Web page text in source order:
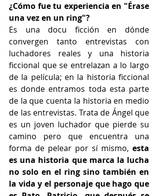
¿Cómo fue tu experiencia en "Érase
una vez en un ring"?
Es una docu ficción en dónde
convergen tanto entrevistas con
luchadores reales y una historia
ficcional que se entrelazan a lo largo
de la película; en la historia ficcional
es donde entramos toda esta parte
de la que cuenta la historia en medio
de las entrevistas. Trata de Ángel que
es un joven luchador que pierde su
camino pero que encuentra una
forma de pelear por sí mismo, esta
es una historia que marca la lucha
no solo en el ring sino también en
la vida y el personaje que hago que